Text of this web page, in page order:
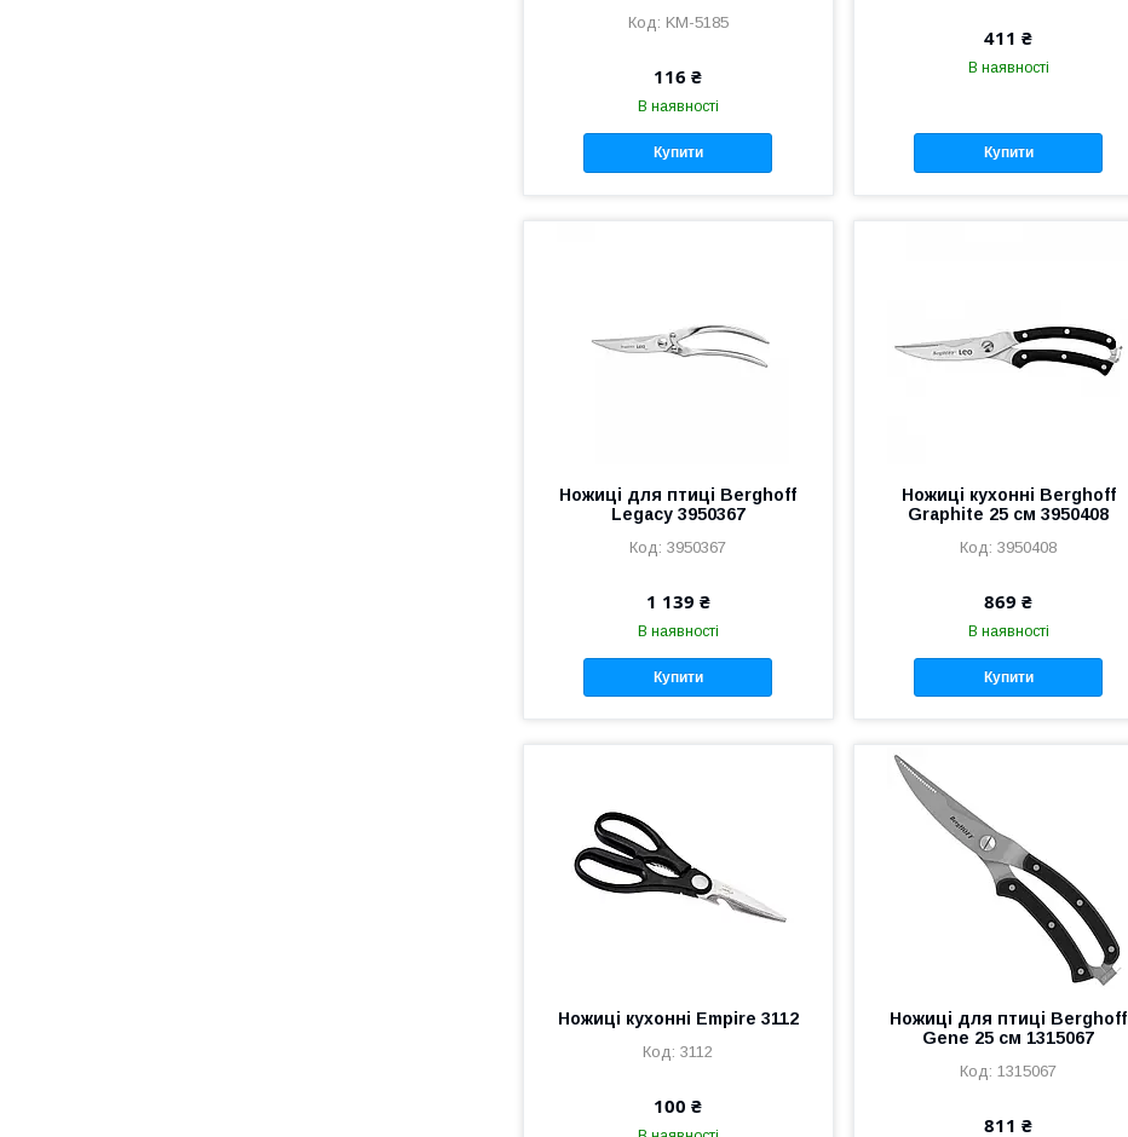
KM-5185
116 ₴
В наявності
Купити
411 ₴
В наявності
Купити
Ножиці для птиці Berghoff
Legacy 3950367
3950367
1 139 ₴
В наявності
Купити
Ножиці кухонні Berghoff
Graphite 25 см 3950408
3950408
869 ₴
В наявності
Купити
Ножиці кухонні Empire 3112
3112
100 ₴
Ножиці для птиці Berghoff
Gene 25 см 1315067
1315067
811 ₴